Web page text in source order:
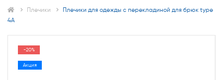
Плечики
Плечики для одежды с перекладиной для брюк type
4A
-20%
Акция